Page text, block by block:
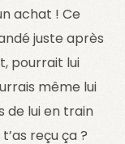
achat ! Ce
juste après
pourrait lui
même lui
de lui en train
reçu ça ?